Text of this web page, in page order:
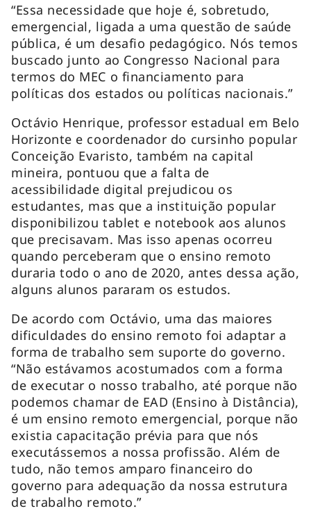
“Essa necessidade que hoje é, sobretudo,
emergencial, ligada a uma questão de saúde
pública, é um desafio pedagógico. Nós temos
buscado junto ao Congresso Nacional para
termos do MEC o financiamento para
políticas dos estados ou políticas nacionais.”
Octávio Henrique, professor estadual em Belo
Horizonte e coordenador do cursinho popular
Conceição Evaristo, também na capital
mineira, pontuou que a falta de
acessibilidade digital prejudicou os
estudantes, mas que a instituição popular
disponibilizoutablet e notebook aos alunos
que precisavam. Mas isso apenas ocorreu
quando perceberam que o ensino remoto
duraria todo o ano de 2020, antes dessa ação,
alguns alunos pararam os estudos.
De acordo com Octávio, uma das maiores
dificuldades do ensino remoto foi adaptar a
forma de trabalho sem suporte do governo.
“Não estávamos acostumados com a forma
de executar o nosso trabalho, até porque não
podemos chamar de EAD (Ensino à Distância),
é um ensino remoto emergencial, porque não
existia capacitação prévia para que nós
executássemos a nossa profissão. Além de
tudo, não temos amparo financeiro do
governo para adequação da nossa estrutura
de trabalho remoto.”